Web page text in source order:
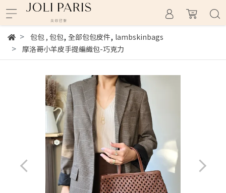
包包, 包包, 全部包包皮件, lambskinbags
摩洛哥小羊皮手提編織包-巧克力